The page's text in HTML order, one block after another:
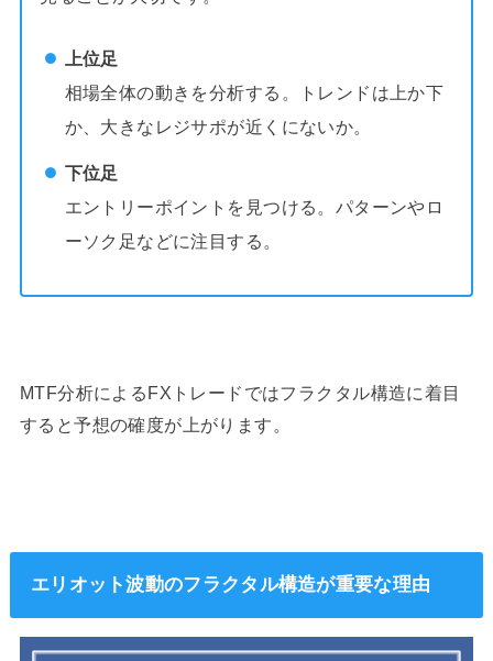
上位足
相場全体の動きを分析する。トレンドは上か下
か、大きなレジサポが近くにないか。
下位足
エントリーポイントを見つける。パターンやロ
ーソク足などに注目する。
MTF分析によるFXトレードではフラクタル構造に着目
すると予想の確度が上がります。
エリオット波動のフラクタル構造が重要な理由